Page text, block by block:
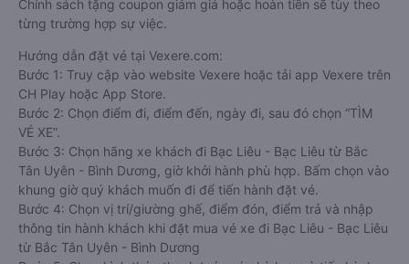
Chính sách tặng coupon giảm giá hoặc hoàn tiền sẽ tùy theo
từng trường hợp sự việc.
Hướng dẫn đặt vé tại Vexere.com:
Bước 1: Truy cập vào website Vexere hoặc tải app Vexere trên
CH Play hoặc App Store.
Bước 2: Chọn điểm đi, điểm đến, ngày đi, sau đó chọn “TÌM
VÉ XE”.
Bước 3: Chọn hãng xe khách đi Bạc Liêu - Bạc Liêu từ Bắc
Tân Uyên - Bình Dương, giờ khởi hành phù hợp. Bấm chọn vào
khung giờ quý khách muốn đi để tiến hành đặt vé.
Bước 4: Chọn vị trí/giường ghế, điểm đón, điểm trả và nhập
thông tin hành khách khi đặt mua vé xe đi Bạc Liêu - Bạc Liêu
từ Bắc Tân Uyên - Bình Dương